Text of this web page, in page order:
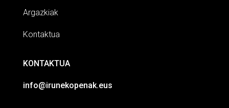
Argazkiak
Kontaktua
KONTAKTUA
info@irunekopenak.eus